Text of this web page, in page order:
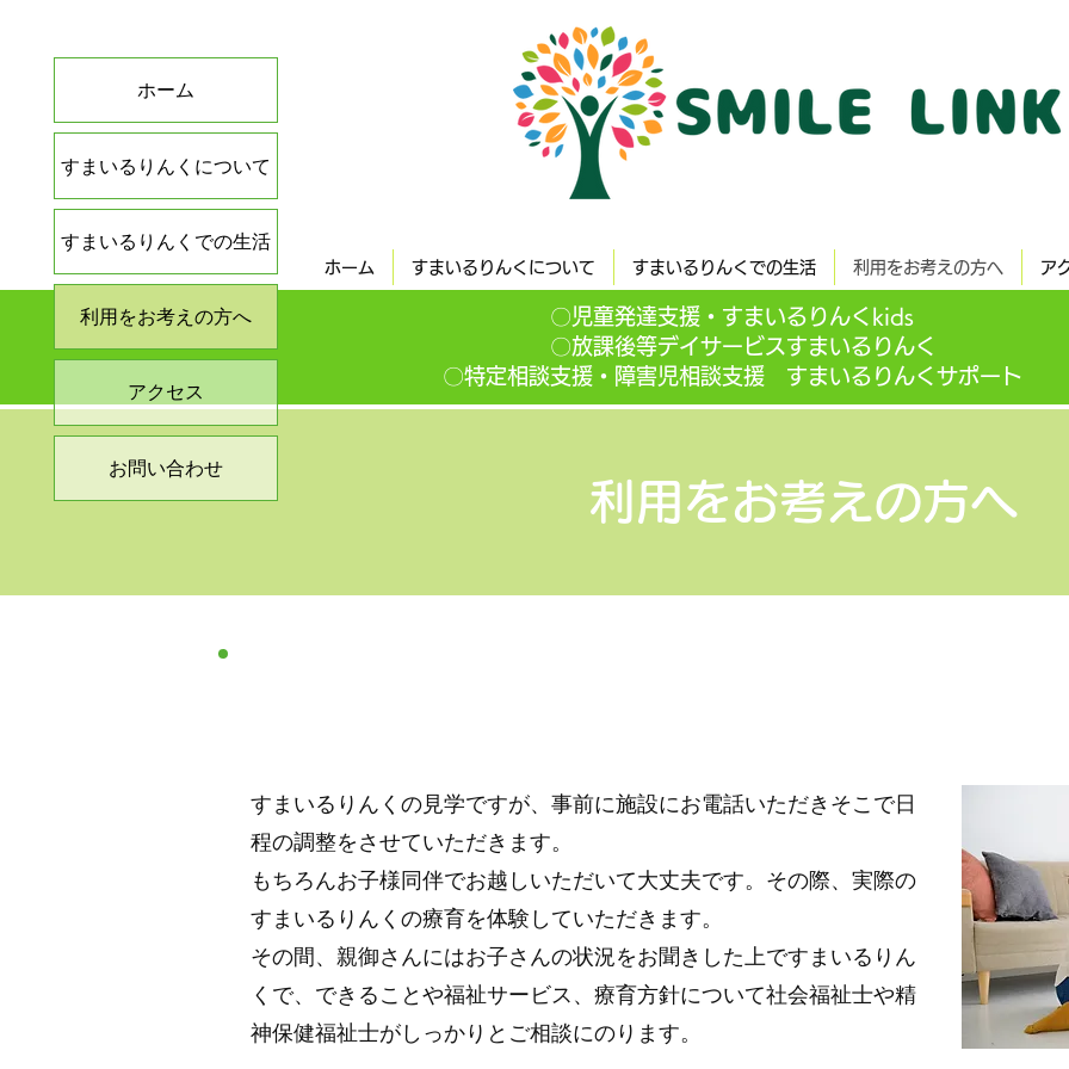
ホーム
すまいるりんくについて
すまいるりんくでの生活
利用をお考えの方へ
アクセス
お問い合わせ
ホーム すまいるりんくについて すまいるりんくでの生活 利用をお考えの方へ ア
〇児童発達支援・すまいるりんくkids
〇放課後等デイサービスすまいるりんく
〇特定相談支援・障害児相談支援 すまいるりんくサポート
利用をお考えの方へ
すまいるりんくの見学ですが、事前に施設にお電話いただきそこで日
程の調整をさせていただきます。
もちろんお子様同伴でお越しいただいて大丈夫です。その際、実際の
すまいるりんくの療育を体験していただきます。
その間、親御さんにはお子さんの状況をお聞きした上ですまいるりん
くで、できることや福祉サービス、療育方針について社会福祉士や精
神保健福祉士がしっかりとご相談にのります。